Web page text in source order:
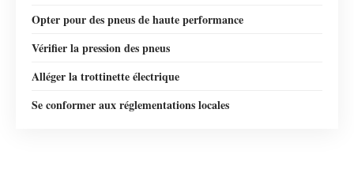
Opter pour des pneus de haute performance
Vérifier la pression des pneus
Alléger la trottinette électrique
Se conformer aux réglementations locales